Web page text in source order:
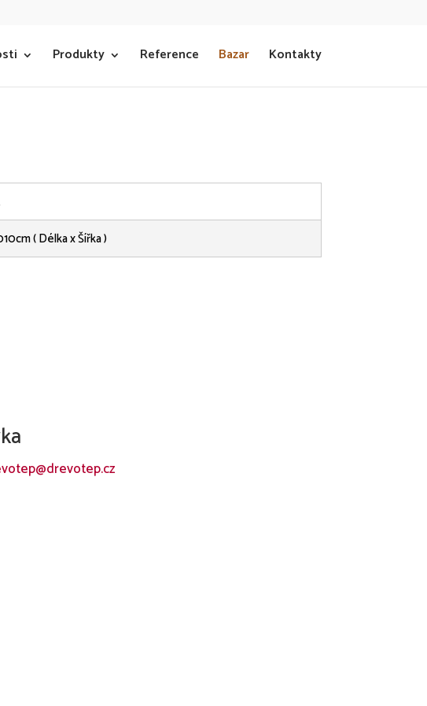
Produkty Reference Bazar Kontakty
( Délka x Šířka )